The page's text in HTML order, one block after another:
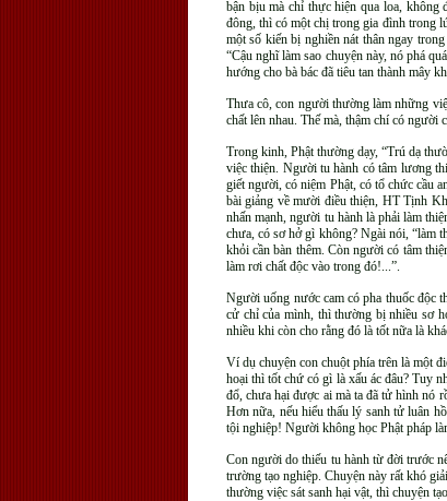
bận bịu mà chỉ thực hiện qua loa, không
đông, thì có một chị trong gia đình trong
một số kiến bị nghiền nát thân ngay
“Cậu nghĩ làm sao chuyện này, nó phá
hướng cho bà bác đã tiêu tan thành mây
Thưa cô, con người thường làm những
chất lên nhau. Thế mà, thậm chí có người
Trong kinh, Phật thường dạy, “Trú dạ
việc thiện. Người tu hành có tâm lương
giết người, có niệm Phật, có tổ chức cầu
bài giảng về mười điều thiện, HT Tịnh
nhấn mạnh, người tu hành là phải làm
chưa, có sơ hở gì không? Ngài nói, “làm
khỏi cần bàn thêm. Còn người có tâm
làm rơi chất độc vào trong đó!...”.
Người uống nước cam có pha thuốc độc
cử chỉ của mình, thì thường bị nhiều sơ
nhiều khi còn cho rằng đó là tốt nữa là
Ví dụ chuyện con chuột phía trên là một
hoại thì tốt chứ có gì là xấu ác đâu? Tuy
đổ, chưa hại được ai mà ta đã tử hình nó
Hơn nữa, nếu hiểu thấu lý sanh tử luân
tội nghiệp! Người không học Phật pháp
Con người do thiếu tu hành từ đời trước
trường tạo nghiệp. Chuyện này rất khó
thường việc sát sanh hại vật, thì chuyện